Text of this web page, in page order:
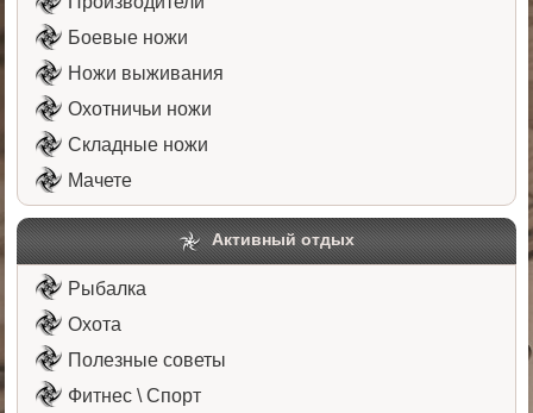
Боевые ножи
Ножи выживания
Охотничьи ножи
Складные ножи
Мачете
Активный отдых
Рыбалка
Охота
Полезные советы
Фитнес \ Спорт